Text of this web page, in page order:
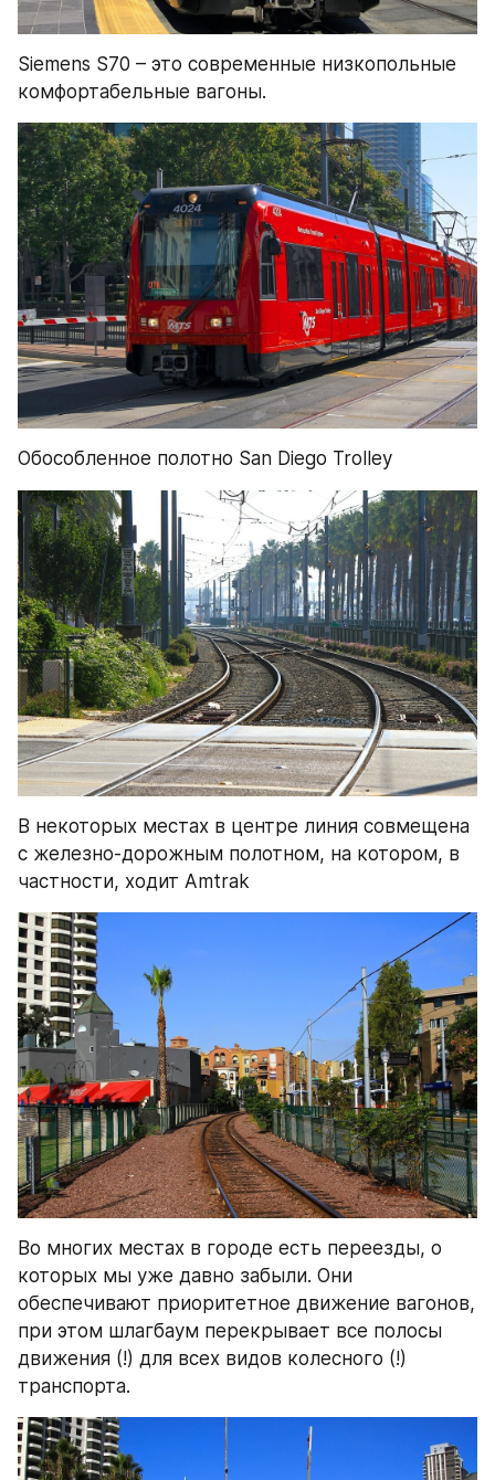
Siemens S70 – это современные низкопольные
комфортабельные вагоны.
Обособленное полотно San Diego Trolley
В некоторых местах в центре линия совмещена
с железно-дорожным полотном, на котором, в
частности, ходит Amtrak
Во многих местах в городе есть переезды, о
которых мы уже давно забыли. Они
обеспечивают приоритетное движение вагонов,
при этом шлагбаум перекрывает все полосы
движения (!) для всех видов колесного (!)
транспорта.